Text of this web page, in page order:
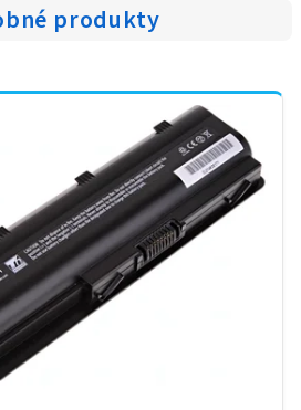
produkty